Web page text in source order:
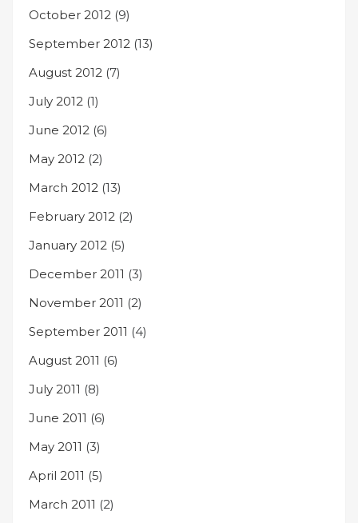
October 2012 (9)
September 2012 (13)
August 2012 (7)
July 2012 (1)
June 2012 (6)
May 2012 (2)
March 2012 (13)
February 2012 (2)
January 2012 (5)
December 2011 (3)
November 2011 (2)
September 2011 (4)
August 2011 (6)
July 2011 (8)
June 2011 (6)
May 2011 (3)
April 2011 (5)
March 2011 (2)